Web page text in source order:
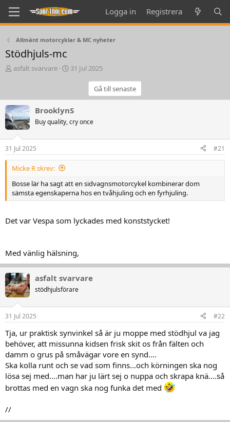
Logga in Registrera
Allmänt motorcyklar & MC nyheter
Stödhjuls-mc
T
a
d
s
t
a
r
t
e
asfalt svarvare
S
d
a
e
31 Jul 2025
Gå till senaste
BrooklynS
Buy quality, cry once
31 Jul 2025 #21
Micke R skrev:
Bosse lär ha sagt att en sidvagnsmotorcykel kombinerar dom
sämsta egenskaperna hos en tvåhjuling och en fyrhjuling.
Det var Vespa som lyckades med konststycket!
Med vänlig hälsning,
asfalt svarvare
stödhjulsförare
31 Jul 2025 #22
Tja, ur praktisk synvinkel så är ju moppe med stödhjul va jag
behöver, att missunna kidsen frisk skit os från fälten och
damm o grus på småvägar vore en synd....
Ska kolla runt och se vad som finns...och körningen ska nog
lösa sej med....man har ju lärt sej o nuppa och skrapa knä....så
brottas med en vagn ska nog funka det med
//